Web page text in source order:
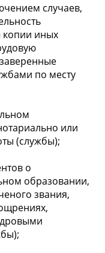
случаев,
копии иных
по месту
или
(службы);
о
образовании,
звания,